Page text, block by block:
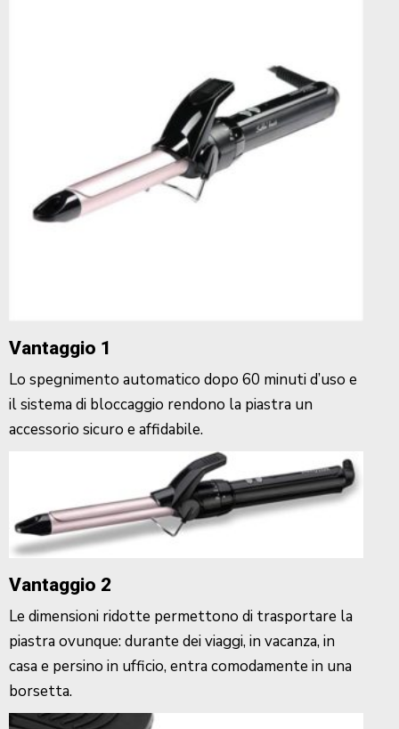
Vantaggio 1
Lo spegnimento automatico dopo 60 minuti d’uso e
il sistema di bloccaggio rendono la piastra un
accessorio sicuro e affidabile.
Vantaggio 2
Le dimensioni ridotte permettono di trasportare la
piastra ovunque: durante dei viaggi, in vacanza, in
casa e persino in ufficio, entra comodamente in una
borsetta.